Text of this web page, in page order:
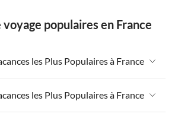
populaires en France
les Plus Populaires à France
à France
à Paris-Ile de France
les Plus Populaires à France